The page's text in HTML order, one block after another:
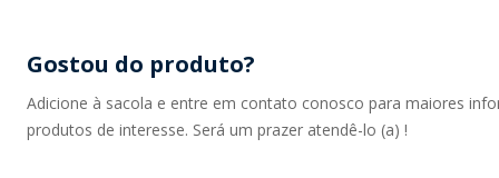
Gostou do produto?
Adicione à sacola e entre em contato conosco para maiores
produtos de interesse. Será um prazer atendê-lo (a) !